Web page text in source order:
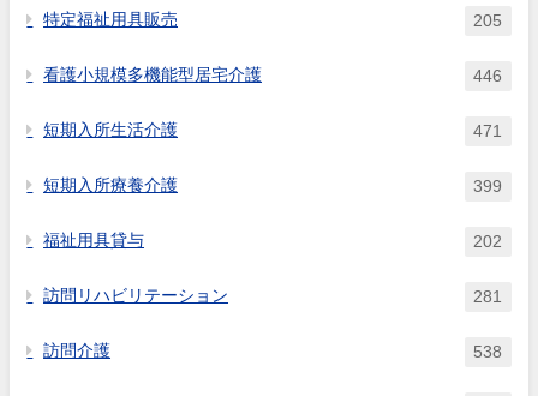
特定福祉用具販売 205
看護小規模多機能型居宅介護 446
短期入所生活介護 471
短期入所療養介護 399
福祉用具貸与 202
訪問リハビリテーション 281
訪問介護 538